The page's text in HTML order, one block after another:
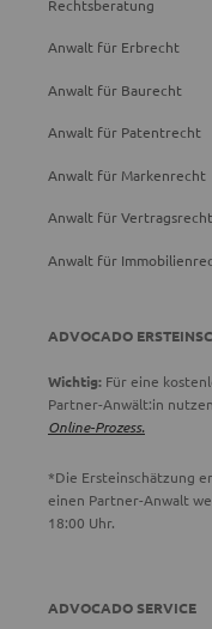
Rechtsberatung
Anwalt für Erbrecht
Anwalt für Baurecht
Anwalt für Patentrecht
Anwalt für Markenrecht
Anwalt für Vertragsrecht
Anwalt für
ADVOCADO
Wichtig: Für eine
Partner-Anwält:in
Online-Prozess.
*Die Ersteinschätzung
einen Partner-Anwalt
18:00 Uhr.
ADVOCADO SERVICE